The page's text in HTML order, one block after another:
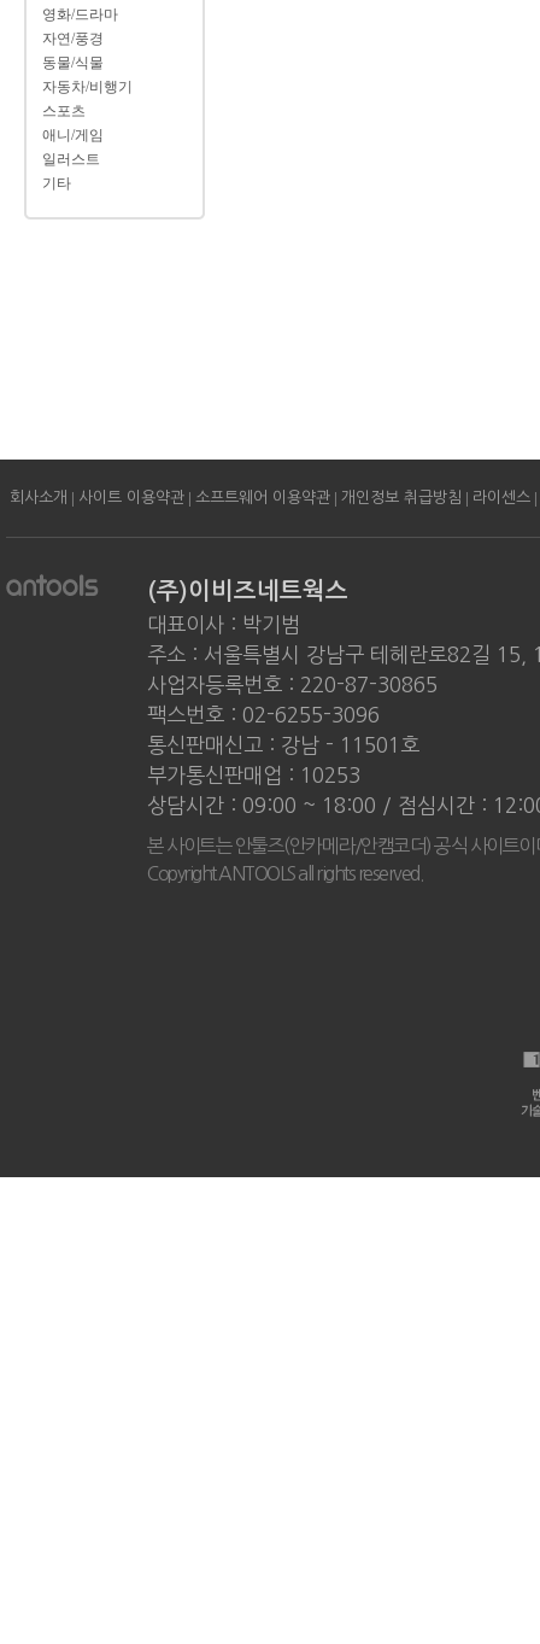
영화/드라마
자연/풍경
동물/식물
자동차/비행기
스포츠
애니/게임
일러스트
기타
회사소개 | 사이트 이용약관 | 소프트웨어 이용약관 | 개인정보 취급방침 | 라이센스 |
(주)이비즈네트웍스
대표이사 : 박기범
주소 : 서울특별시 강남구 테헤란로82길 15,
사업자등록번호 : 220-87-30865
팩스번호 : 02-6255-3096
통신판매신고 : 강남 - 11501호
부가통신판매업 : 10253
상담시간 : 09:00 ~ 18:00 / 점심시간 :
본 사이트는 안툴즈(안카메라/안캠코더) 공식 사이트
Copyright ANTOOLS all rights reserved.